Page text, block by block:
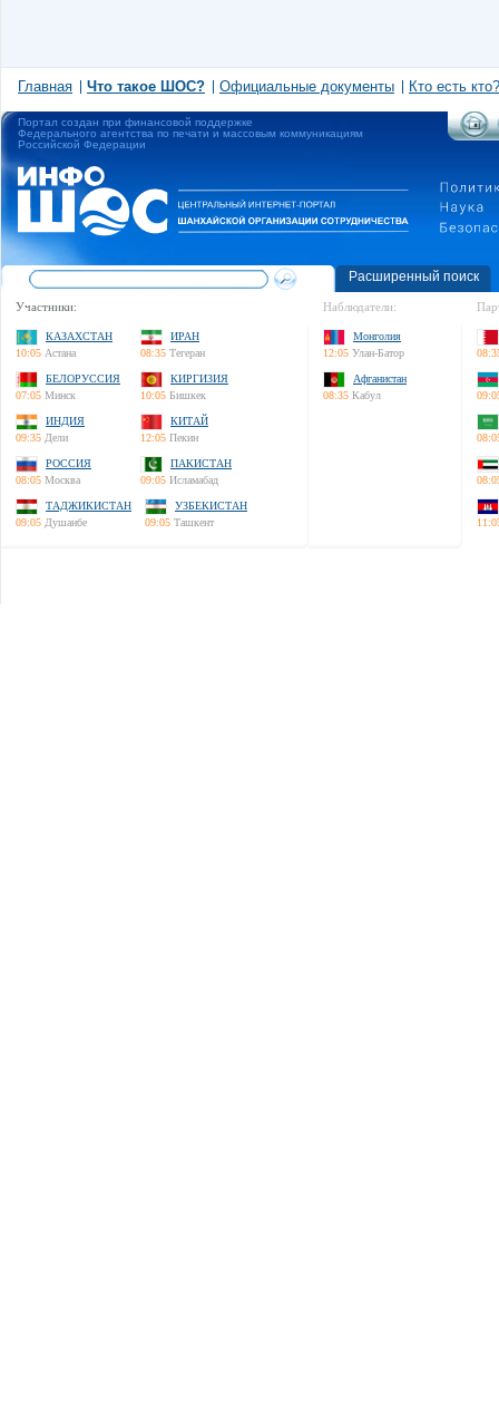
Главная Что такое ШОС? Официальные документы Кто есть кто?
Портал создан при финансовой поддержке
Федерального агентства по печати и массовым коммуникациям
Российской Федерации
Расширенный поиск
Участники:
КАЗАХСТАН
10:05 Астана
ИРАН
08:35 Тегеран
БЕЛОРУССИЯ
07:05 Минск
КИРГИЗИЯ
10:05 Бишкек
ИНДИЯ
09:35 Дели
КИТАЙ
12:05 Пекин
РОССИЯ
08:05 Москва
ПАКИСТАН
09:05 Исламабад
ТАДЖИКИСТАН
09:05 Душанбе
УЗБЕКИСТАН
09:05 Ташкент
Наблюдатели:
Монголия
12:05 Улан-Батор
Афганистан
08:35 Кабул